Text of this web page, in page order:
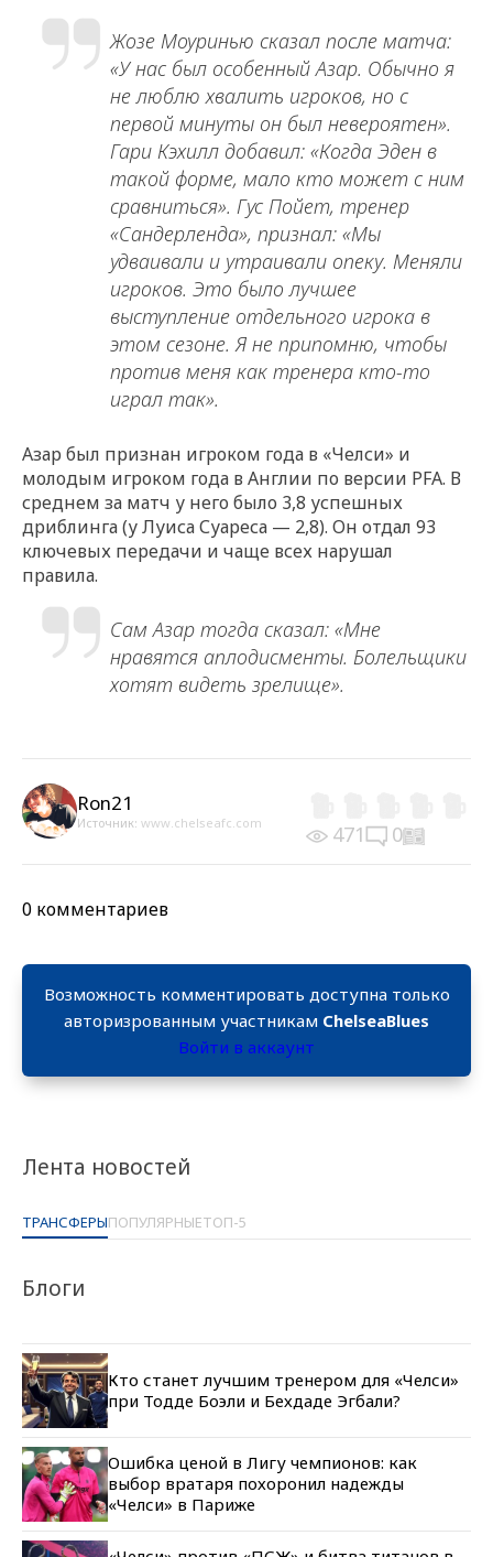
Лента новостей
ТРАНСФЕРЫПОПУЛЯРНЫЕТОП-5
Блоги
Кто станет лучшим тренером для «Челси»
при Тодде Боэли и Бехдаде Эгбали?
Ошибка ценой в Лигу чемпионов: как
выбор вратаря похоронил надежды
«Челси» в Париже
Жозе Моуринью сказал после матча:
«У нас был особенный Азар. Обычно я
не люблю хвалить игроков, но с
первой минуты он был невероятен».
Гари Кэхилл добавил: «Когда Эден в
такой форме, мало кто может с ним
сравниться». Гус Пойет, тренер
«Сандерленда», признал: «Мы
удваивали и утраивали опеку. Меняли
игроков. Это было лучшее
выступление отдельного игрока в
этом сезоне. Я не припомню, чтобы
против меня как тренера кто-то
играл так».
Азар был признан игроком года в «Челси» и
молодым игроком года в Англии по версии PFA. В
среднем за матч у него было 3,8 успешных
дриблинга (у Луиса Суареса — 2,8). Он отдал 93
ключевых передачи и чаще всех нарушал
правила.
Сам Азар тогда сказал: «Мне
нравятся аплодисменты. Болельщики
хотят видеть зрелище».
Ron21
Источник: www.chelseafc.com 471 0
0 комментариев
Возможность комментировать доступна только
авторизрованным участникам ChelseaBlues
Войти в аккаунт